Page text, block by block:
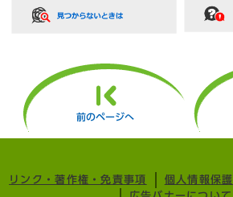
前のページへ
リンク・著作権・免責事項 個人情報保護